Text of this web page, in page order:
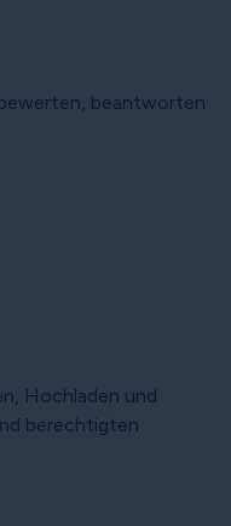
beantworten
Hochladen und
berechtigten